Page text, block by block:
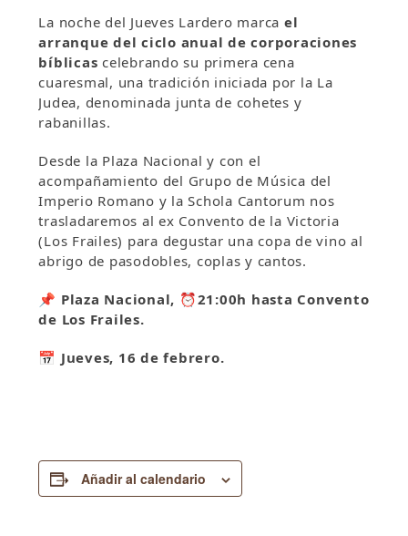
La noche del Jueves Lardero marca el
arranque del ciclo anual de corporaciones
bíblicas celebrando su primera cena
cuaresmal, una tradición iniciada por la La
Judea, denominada junta de cohetes y
rabanillas.
Desde la Plaza Nacional y con el
acompañamiento del Grupo de Música del
Imperio Romano y la Schola Cantorum nos
trasladaremos al ex Convento de la Victoria
(Los Frailes) para degustar una copa de vino al
abrigo de pasodobles, coplas y cantos.
📌 Plaza Nacional, ⏰21:00h hasta Convento
de Los Frailes.
📅 Jueves, 16 de febrero.
Añadir al calendario